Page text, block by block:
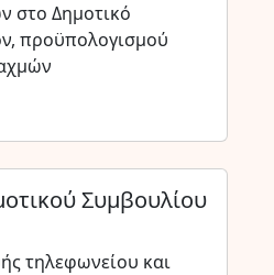
στο Δημοτικό
προϋπολογισμού
Συμβουλίου
τηλεφωνείου και